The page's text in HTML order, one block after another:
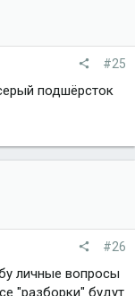
#25
подшёрсток
#26
личные вопросы
"разборки" будут